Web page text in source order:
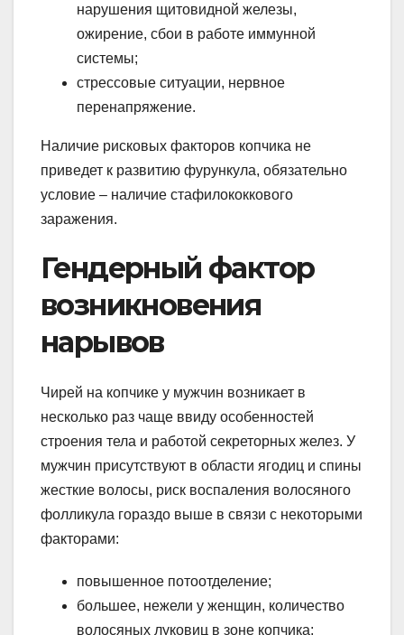
нарушения щитовидной железы,
ожирение, сбои в работе иммунной
системы;
стрессовые ситуации, нервное
перенапряжение.
Наличие рисковых факторов копчика не
приведет к развитию фурункула, обязательно
условие – наличие стафилококкового
заражения.
Гендерный фактор
возникновения
нарывов
Чирей на копчике у мужчин возникает в
несколько раз чаще ввиду особенностей
строения тела и работой секреторных желез. У
мужчин присутствуют в области ягодиц и спины
жесткие волосы, риск воспаления волосяного
фолликула гораздо выше в связи с некоторыми
факторами:
повышенное потоотделение;
большее, нежели у женщин, количество
волосяных луковиц в зоне копчика;